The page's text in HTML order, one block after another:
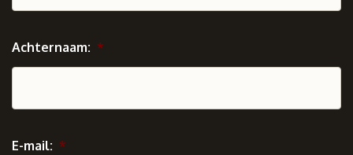
Achternaam: *
E-mail: *